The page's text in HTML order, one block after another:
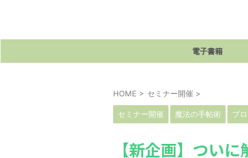
電子書籍
HOME > セミナー開催 >
セミナー開催 魔法の手帖術 ブ
【新企画】つい